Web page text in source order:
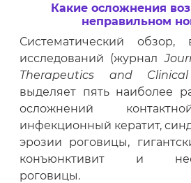
Какие осложнения
неправильном
Систематический
исследований (журнал
Therapeutics and
выделяет пять наиболее
осложнений
инфекционный кератит,
эрозии роговицы,
конъюнктивит и
роговицы.